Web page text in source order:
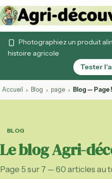
Photographiez un produit
histoire agricole
Tester
Accueil › Blog › page › Blog — Page
BLOG
Le blog Agri-
Page 5 sur 7 — 60 articles au